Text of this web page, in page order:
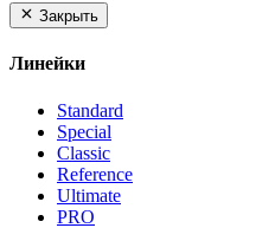
Закрыть
Линейки
Standard
Special
Classic
Reference
Ultimate
PRO